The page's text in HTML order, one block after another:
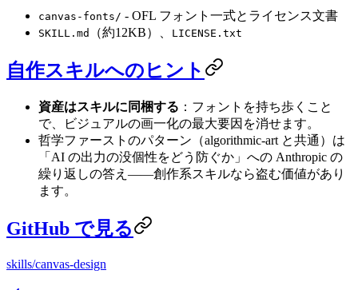
canvas-fonts/ - OFL フォント一式とライセンス文書
SKILL.md （約12KB）、 LICENSE.txt
自作スキルへのヒント
資産はスキルに同梱する ：フォントを持ち歩くこと
で、ビジュアルの画一化の最大要因を消せます。
哲学ファーストのパターン（algorithmic-art と共通）は
「AI の出力の没個性をどう防ぐか」への Anthropic の
繰り返しの答え——創作系スキルなら盗む価値があり
ます。
GitHub で見る
skills/canvas-design